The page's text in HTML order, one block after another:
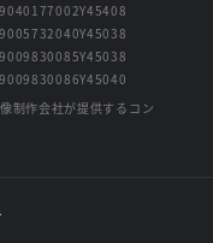
9040177002Y45408
9005732040Y45038
9009830085Y45038
9009830086Y45040
制作会社が提供するコン